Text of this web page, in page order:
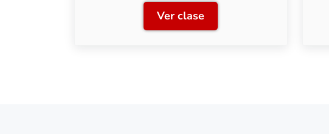
Ver claseIryo (ACME): Mantenimiento